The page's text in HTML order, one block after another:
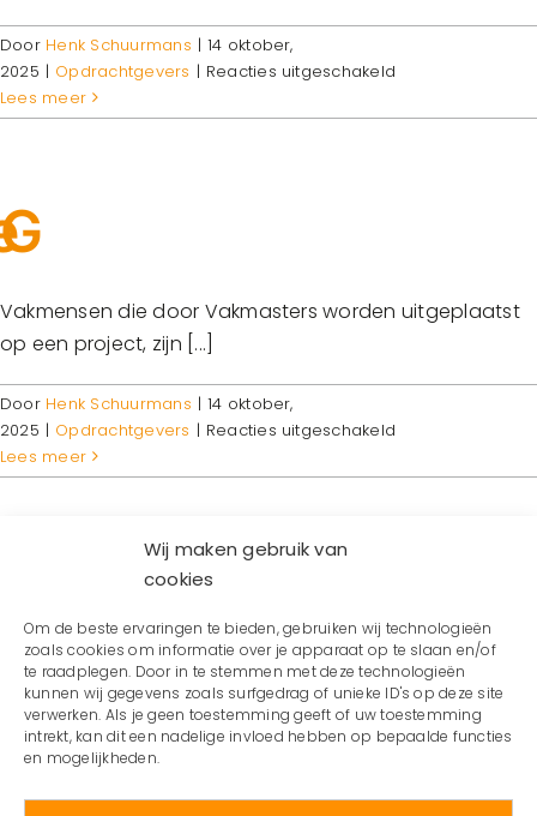
Wij maken gebruik van
cookies
Om de beste ervaringen te bieden, gebruiken wij technologieën
zoals cookies om informatie over je apparaat op te slaan en/of
te raadplegen. Door in te stemmen met deze technologieën
kunnen wij gegevens zoals surfgedrag of unieke ID's op deze site
verwerken. Als je geen toestemming geeft of uw toestemming
intrekt, kan dit een nadelige invloed hebben op bepaalde functies
en mogelijkheden.
Door Henk Schuurmans | 14 oktober,
2025 | Opdrachtgevers | Reacties uitgeschakeld
administratieve
Lees meer
Vakmensen die door Vakmasters worden uitgeplaatst
op een project, zijn [...]
Door Henk Schuurmans | 14 oktober,
2025 | Opdrachtgevers | Reacties uitgeschakeld
gekwalificeerd
Lees meer
Als je bij Vakmasters werkt, sta je nooit alleen. Je [...]
DoorHenk Schuurmans | 14 oktober, 2025 | Vakmensen | Reacties
uitgeschakeldvoor
begeleiding